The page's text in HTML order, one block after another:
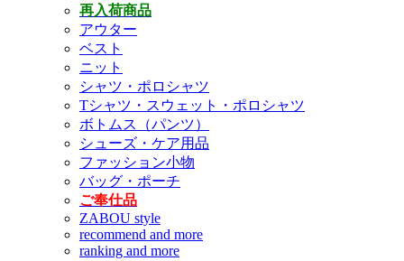
再入荷商品
アウター
ベスト
ニット
シャツ・ポロシャツ
Tシャツ・スウェット・ポロシャツ
ボトムス（パンツ）
シューズ・ケア用品
ファッション小物
バッグ・ポーチ
ご奉仕品
ZABOU style
recommend and more
ranking and more